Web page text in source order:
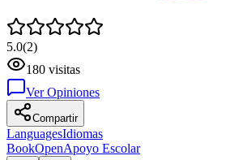
5.0(2)
180 visitas
Ver Opiniones
Compartir
LanguagesIdiomas
BookOpenApoyo Escolar